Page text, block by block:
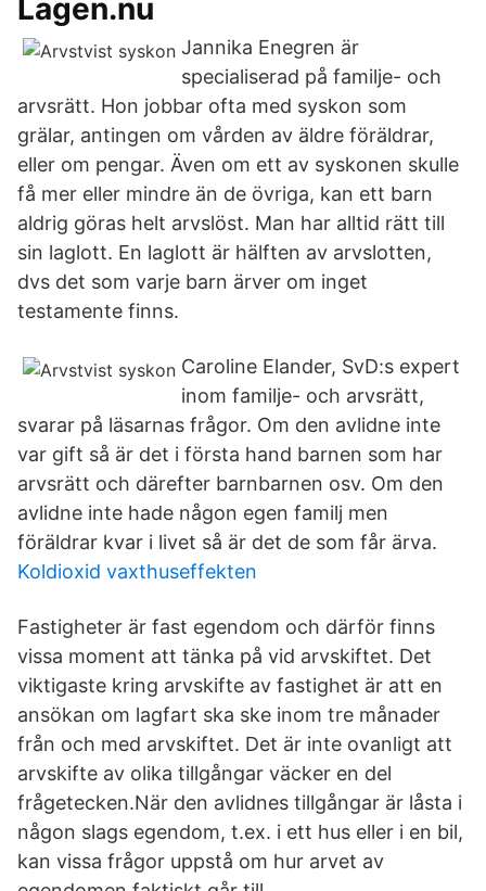
Lagen.nu
Jannika Enegren är
specialiserad på familje- och
arvsrätt. Hon jobbar ofta med syskon som
grälar, antingen om vården av äldre föräldrar,
eller om pengar. Även om ett av syskonen skulle
få mer eller mindre än de övriga, kan ett barn
aldrig göras helt arvslöst. Man har alltid rätt till
sin laglott. En laglott är hälften av arvslotten,
dvs det som varje barn ärver om inget
testamente finns.
Caroline Elander, SvD:s expert
inom familje- och arvsrätt,
svarar på läsarnas frågor. Om den avlidne inte
var gift så är det i första hand barnen som har
arvsrätt och därefter barnbarnen osv. Om den
avlidne inte hade någon egen familj men
föräldrar kvar i livet så är det de som får ärva.
Koldioxid vaxthuseffekten
Fastigheter är fast egendom och därför finns
vissa moment att tänka på vid arvskiftet. Det
viktigaste kring arvskifte av fastighet är att en
ansökan om lagfart ska ske inom tre månader
från och med arvskiftet. Det är inte ovanligt att
arvskifte av olika tillgångar väcker en del
frågetecken.När den avlidnes tillgångar är låsta i
någon slags egendom, t.ex. i ett hus eller i en bil,
kan vissa frågor uppstå om hur arvet av